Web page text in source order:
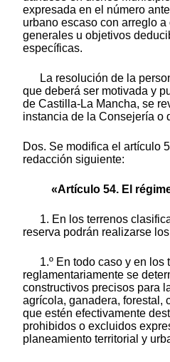
expresada en el número
urbano escaso con arreglo
generales u objetivos
específicas.
La resolución de la
que deberá ser motivada y
de Castilla-La Mancha, se
instancia de la Consejería o
Dos. Se modifica el artículo
redacción siguiente:
«Artículo 54. El
1. En los terrenos
reserva podrán realizarse
1.º En todo caso y en los
reglamentariamente se
constructivos precisos para
agrícola, ganadera, forestal,
que estén efectivamente
prohibidos o excluidos
planeamiento territorial y